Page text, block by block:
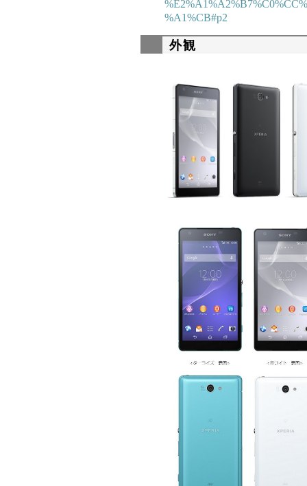
%A1%CB#p2
外観